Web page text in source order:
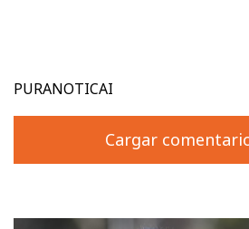
PURANOTICAI
Cargar